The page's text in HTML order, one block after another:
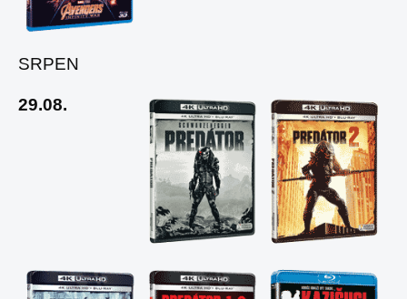
SRPEN
29.08.